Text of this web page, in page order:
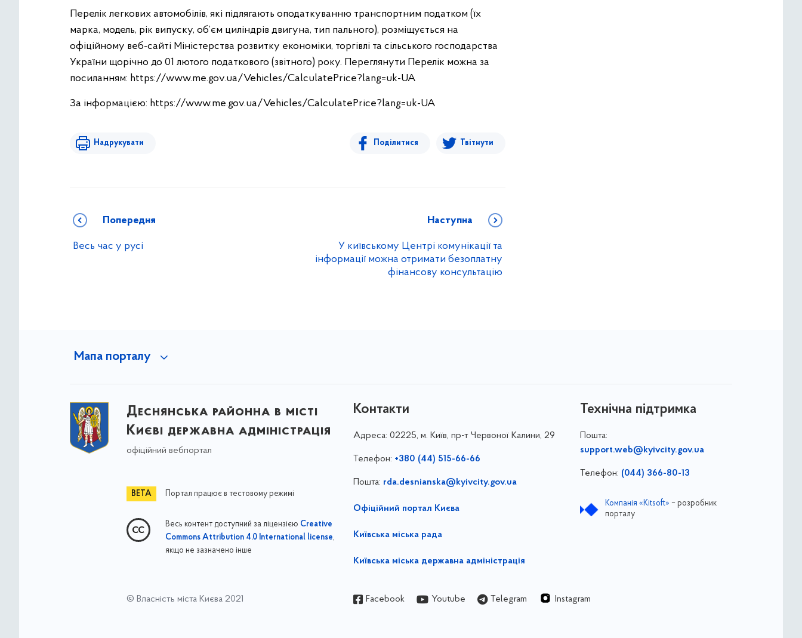
Перелік легкових автомобілів, які підлягають оподаткуванню транспортним податком (їх
марка, модель, рік випуску, об’єм циліндрів двигуна, тип пального), розміщується на
офіційному веб-сайті Міністерства розвитку економіки, торгівлі та сільського господарства
України щорічно до 01 лютого податкового (звітного) року. Переглянути Перелік можна за
посиланням: https://www.me.gov.ua/Vehicles/CalculatePrice?lang=uk-UA
За інформацією: https://www.me.gov.ua/Vehicles/CalculatePrice?lang=uk-UA
Надрукувати Поділитися Твітнути
Попередня
Весь час у русі
Наступна
У київському Центрі комунікації та
інформації можна отримати безоплатну
фінансову консультацію
Мапа порталу
Деснянська районна в місті
Києві державна адміністрація
офіційний вебпортал
Портал працює в тестовому режимі
Весь контент доступний за ліцензією Creative
Commons Attribution 4.0 International license,
якщо не зазначено інше
Контакти
Адреса: 02225, м. Київ, пр-т Червоної Калини, 29
Телефон: +380 (44) 515-66-66
Пошта: rda.desnianska@kyivcity.gov.ua
Офіційний портал Києва
Київська міська рада
Київська міська державна адміністрація
Технічна підтримка
Пошта:
support.web@kyivcity.gov.ua
Телефон: (044) 366-80-13
Компанія «Kitsoft» – розробник
порталу
© Власність міста Києва 2021 Facebook Youtube Telegram Instagram